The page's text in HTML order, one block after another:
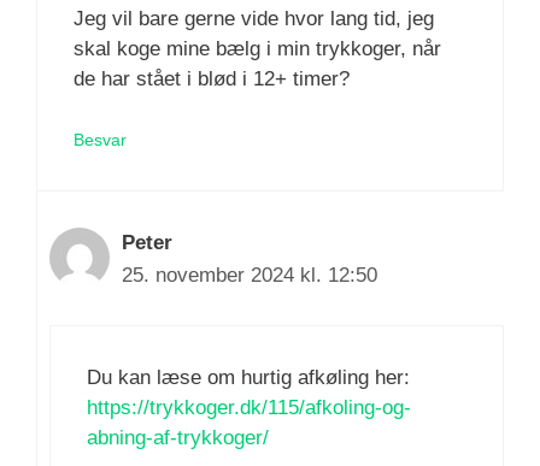
Jeg vil bare gerne vide hvor lang tid, jeg
skal koge mine bælg i min trykkoger, når
de har stået i blød i 12+ timer?
Besvar
Peter
25. november 2024 kl. 12:50
Du kan læse om hurtig afkøling her:
https://trykkoger.dk/115/afkoling-og-
abning-af-trykkoger/